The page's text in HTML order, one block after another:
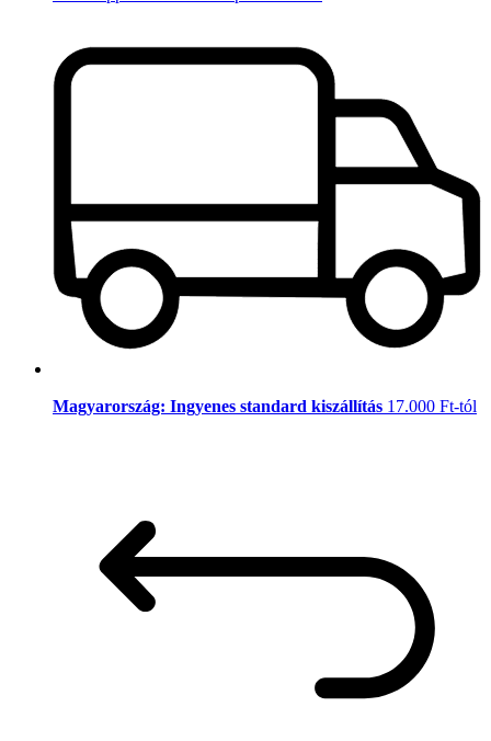
Magyarország: Ingyenes standard kiszállítás 17.000 Ft-tól